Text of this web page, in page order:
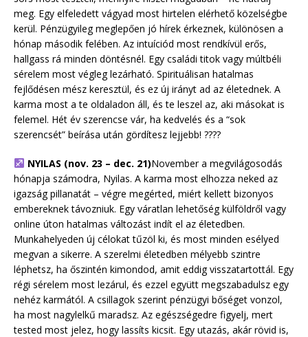
meg. Egy elfeledett vágyad most hirtelen elérhető közelségbe
kerül. Pénzügyileg meglepően jó hírek érkeznek, különösen a
hónap második felében. Az intuíciód most rendkívül erős,
hallgass rá minden döntésnél. Egy családi titok vagy múltbéli
sérelem most végleg lezárható. Spirituálisan hatalmas
fejlődésen mész keresztül, és ez új irányt ad az életednek. A
karma most a te oldaladon áll, és te leszel az, aki másokat is
felemel. Hét év szerencse vár, ha kedvelés és a “sok
szerencsét” beírása után gördítesz lejjebb! ????
NYILAS (nov. 23 – dec. 21)November a megvilágosodás
hónapja számodra, Nyilas. A karma most elhozza neked az
igazság pillanatát – végre megérted, miért kellett bizonyos
embereknek távozniuk. Egy váratlan lehetőség külföldről vagy
online úton hatalmas változást indít el az életedben.
Munkahelyeden új célokat tűzöl ki, és most minden esélyed
megvan a sikerre. A szerelmi életedben mélyebb szintre
léphetsz, ha őszintén kimondod, amit eddig visszatartottál. Egy
régi sérelem most lezárul, és ezzel együtt megszabadulsz egy
nehéz karmától. A csillagok szerint pénzügyi bőséget vonzol,
ha most nagylelkű maradsz. Az egészségedre figyelj, mert
tested most jelez, hogy lassíts kicsit. Egy utazás, akár rövid is,